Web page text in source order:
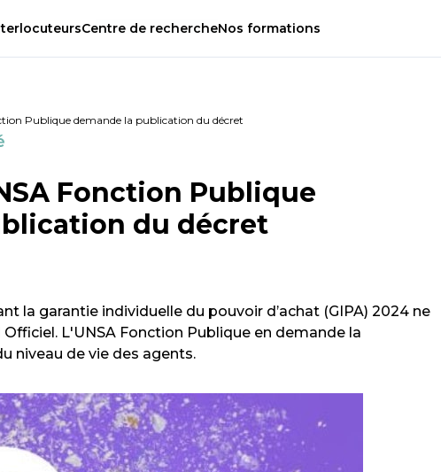
Centre de rechercheNos formations
Publique demande la publication du décret
Fonction Publique
du décret
la garantie individuelle du pouvoir d’achat (GIPA) 2024 ne
L'UNSA Fonction Publique en demande la
niveau de vie des agents.